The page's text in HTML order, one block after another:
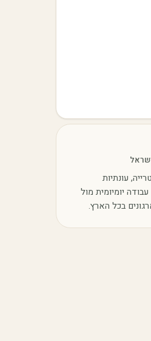
עונתיות
יומיומית מול
בכל הארץ.